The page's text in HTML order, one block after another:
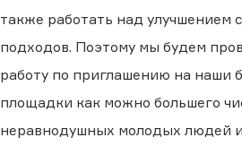
также работать над улучшением
подходов. Поэтому мы будем
работу по приглашению на наши
площадки как можно большего
неравнодушных молодых людей